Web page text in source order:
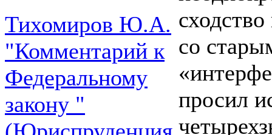
Тихомиров Ю.А.
"Комментарий к
Федеральному
закону "
со
просил